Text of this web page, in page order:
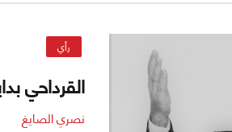
رأي
القرداحي
نصري الصايغ